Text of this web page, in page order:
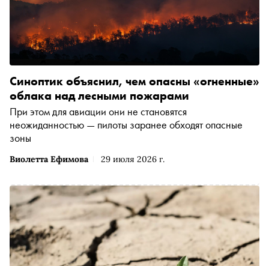
Виолетта Ефимова 29 июля 2026 г.
Синоптик объяснил, чем опасны «огненные»
облака над лесными пожарами
При этом для авиации они не становятся
неожиданностью — пилоты заранее обходят опасные
зоны